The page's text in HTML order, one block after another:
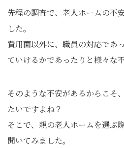
先程の調査で、老人ホームの不
した。
費用面以外に、職員の対応であ
ていけるかであったりと様々な
そのような不安があるからこそ
たいですよね？
そこで、親の老人ホームを選ぶ
聞いてみました。